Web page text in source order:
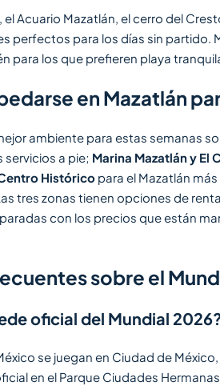
el Acuario Mazatlán, el cerro del
perfectos para los días sin partido.
para los que prefieren playa
en Mazatlán
ambiente para estas semanas
a pie; Marina Mazatlán y El
Histórico para el Mazatlán
tres zonas tienen opciones de
con los precios que están
sobre el
oficial del Mundial
se juegan en Ciudad de
en el Parque Ciudades